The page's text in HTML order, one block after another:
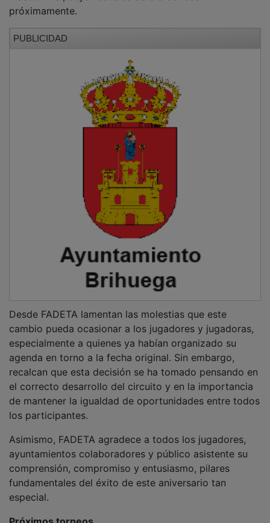
próximamente.
cambio pueda ocasionar a los jugadores y jugadoras,
especialmente a quienes ya habían organizado su
agenda en torno a la fecha original. Sin embargo,
recalcan que esta decisión se ha tomado pensando en
el correcto desarrollo del circuito y en la importancia
de mantener la igualdad de oportunidades entre todos
los participantes.
ayuntamientos colaboradores y público asistente su
comprensión, compromiso y entusiasmo, pilares
fundamentales del éxito de este aniversario tan
especial.